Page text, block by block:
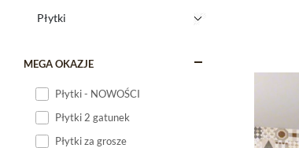
MEGA OKAZJE
Płytki - NOWOŚCI
Płytki 2 gatunek
Płytki za grosze